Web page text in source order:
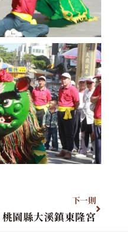
下一則
桃園縣大溪鎮東隆宮